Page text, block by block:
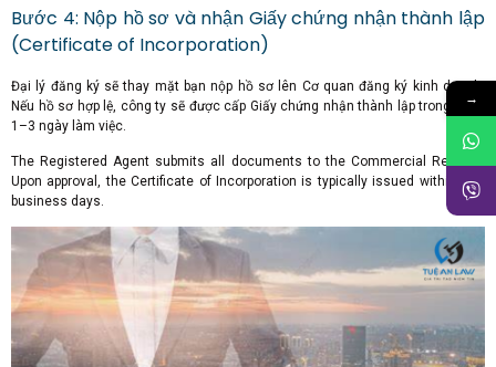
Bước 4: Nộp hồ sơ và nhận Giấy chứng nhận thành lập
(Certificate of Incorporation)
Đại lý đăng ký sẽ thay mặt bạn nộp hồ sơ lên Cơ quan đăng ký kinh doanh.
Nếu hồ sơ hợp lệ, công ty sẽ được cấp Giấy chứng nhận thành lập trong vòng
1–3 ngày làm việc.
The Registered Agent submits all documents to the Commercial Registry.
Upon approval, the Certificate of Incorporation is typically issued within 1–3
business days.
→